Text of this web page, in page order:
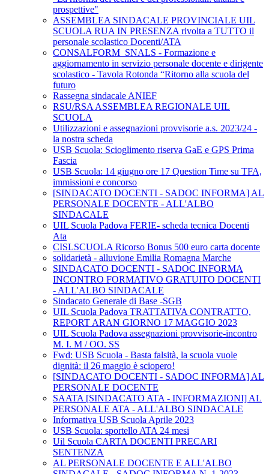
prospettive"
ASSEMBLEA SINDACALE PROVINCIALE UIL
SCUOLA RUA IN PRESENZA rivolta a TUTTO il
personale scolastico Docenti/ATA
CONSALFORM_SNALS - Formazione e
aggiornamento in servizio personale docente e dirigente
scolastico - Tavola Rotonda “Ritorno alla scuola del
futuro
Rassegna sindacale ANIEF
RSU/RSA ASSEMBLEA REGIONALE UIL
SCUOLA
Utilizzazioni e assegnazioni provvisorie a.s. 2023/24 -
la nostra scheda
USB Scuola: Scioglimento riserva GaE e GPS Prima
Fascia
USB Scuola: 14 giugno ore 17 Question Time su TFA,
immissioni e concorso
[SINDACATO DOCENTI - SADOC INFORMA] AL
PERSONALE DOCENTE - ALL'ALBO
SINDACALE
UIL Scuola Padova FERIE- scheda tecnica Docenti
Ata
CISLSCUOLA Ricorso Bonus 500 euro carta docente
solidarietà - alluvione Emilia Romagna Marche
SINDACATO DOCENTI - SADOC INFORMA
INCONTRO FORMATIVO GRATUITO DOCENTI
- ALL'ALBO SINDACALE
Sindacato Generale di Base -SGB
UIL Scuola Padova TRATTATIVA CONTRATTO,
REPORT ARAN GIORNO 17 MAGGIO 2023
UIL Scuola Padova assegnazioni provvisorie-incontro
M. I. M / OO. SS
Fwd: USB Scuola - Basta falsità, la scuola vuole
dignità: il 26 maggio è sciopero!
[SINDACATO DOCENTI - SADOC INFORMA] AL
PERSONALE DOCENTE
SAATA [SINDACATO ATA - INFORMAZIONI] AL
PERSONALE ATA - ALL'ALBO SINDACALE
Informativa USB Scuola Aprile 2023
USB Scuola: sportello ATA 24 mesi
Uil Scuola CARTA DOCENTI PRECARI
SENTENZA
AL PERSONALE DOCENTE E ALL'ALBO